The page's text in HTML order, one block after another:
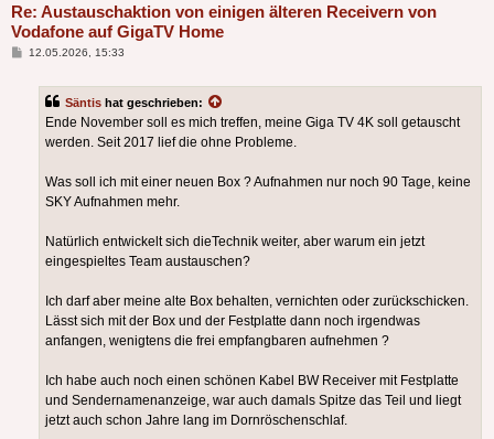
Re: Austauschaktion von einigen älteren Receivern von
Vodafone auf GigaTV Home
Beitrag
12.05.2026, 15:33
Säntis hat geschrieben:
Ende November soll es mich treffen, meine Giga TV 4K soll getauscht
werden. Seit 2017 lief die ohne Probleme.
Was soll ich mit einer neuen Box ? Aufnahmen nur noch 90 Tage, keine
SKY Aufnahmen mehr.
Natürlich entwickelt sich dieTechnik weiter, aber warum ein jetzt
eingespieltes Team austauschen?
Ich darf aber meine alte Box behalten, vernichten oder zurückschicken.
Lässt sich mit der Box und der Festplatte dann noch irgendwas
anfangen, wenigtens die frei empfangbaren aufnehmen ?
Ich habe auch noch einen schönen Kabel BW Receiver mit Festplatte
und Sendernamenanzeige, war auch damals Spitze das Teil und liegt
jetzt auch schon Jahre lang im Dornröschenschlaf.